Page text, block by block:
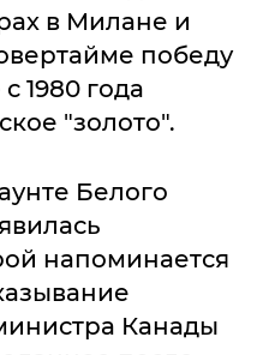
в Милане и
победу
1980 года
"золото".
Белого
напоминается
Канады